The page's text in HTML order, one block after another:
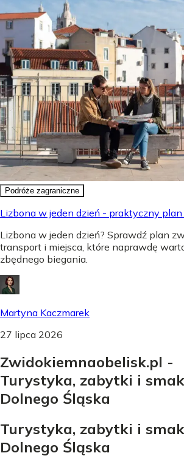
Podróże zagraniczne
Lizbona w jeden dzień - praktyczny
Lizbona w jeden dzień? Sprawdź plan
transport i miejsca, które naprawdę
zbędnego biegania.
Martyna Kaczmarek
27 lipca 2026
Zwidokiemnaobelisk.pl -
Turystyka, zabytki i
Dolnego Śląska
Turystyka, zabytki i
Dolnego Śląska